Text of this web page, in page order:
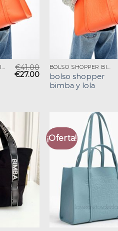
BOLSO SHOPPER BIMBA Y LOLA €41.00
€27.00
BOLSO SHOPPER BIMBA Y LOLA
bolso shopper
bimba y lola
¡Oferta!